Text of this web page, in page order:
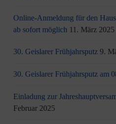
Online-Anmeldung für den
ab sofort möglich 11. März 2025
30. Geislarer Frühjahrsputz 9.
30. Geislarer Frühjahrsputz am
Einladung zur
Februar 2025